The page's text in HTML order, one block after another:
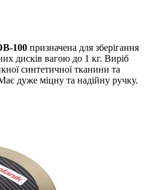
100 призначена для зберігання
дисків вагою до 1 кг. Виріб
синтетичної тканини та
дуже міцну та надійну ручку.